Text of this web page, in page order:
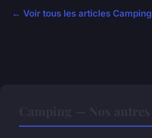
← Voir tous les articles Camping